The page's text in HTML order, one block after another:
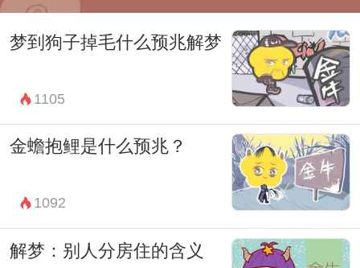
和事，避免被欺骗；需要谨慎行事，保护好
自己的利益和机会；也需要面对和解决内心
的烦扰和挑战。周公解梦只是提供了一种思
考和解读的方式，梦者可以根据自己的实际
情况和感受做出更深入的解读和应对。
梦到狗子掉毛什么预兆解梦
1105
金蟾抱鲤是什么预兆？
1092
解梦：别人分房住的含义